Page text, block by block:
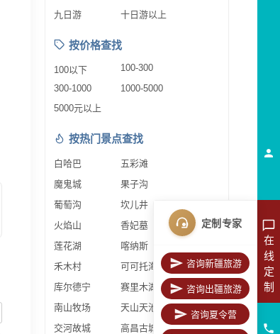
九日游
十日游以上
按价格查找
100以下
100-300
300-1000
1000-5000
5000元以上
按热门景点查找
白哈巴
五彩滩
魔鬼城
果子沟
葡萄沟
坎儿井
火焰山
香妃墓
莲花湖
喀纳斯
禾木村
可可托海
库尔德宁
赛里木湖
南山牧场
天山天池
交河故城
高昌古城
在
线
定
制
定制专家
咨询新疆旅游
咨询出疆旅游
咨询夏令营